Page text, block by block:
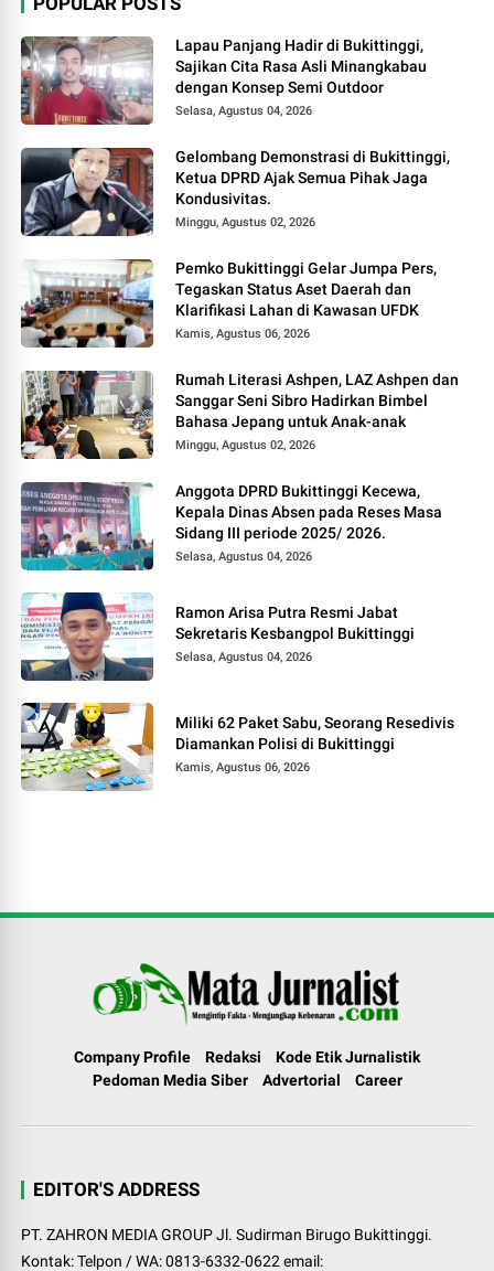
Lapau Panjang Hadir di Bukittinggi,
Sajikan Cita Rasa Asli Minangkabau
dengan Konsep Semi Outdoor
Selasa, Agustus 04, 2026
Gelombang Demonstrasi di Bukittinggi,
Ketua DPRD Ajak Semua Pihak Jaga
Kondusivitas.
Minggu, Agustus 02, 2026
Pemko Bukittinggi Gelar Jumpa Pers,
Tegaskan Status Aset Daerah dan
Klarifikasi Lahan di Kawasan UFDK
Kamis, Agustus 06, 2026
Rumah Literasi Ashpen, LAZ Ashpen dan
Sanggar Seni Sibro Hadirkan Bimbel
Bahasa Jepang untuk Anak-anak
Minggu, Agustus 02, 2026
Anggota DPRD Bukittinggi Kecewa,
Kepala Dinas Absen pada Reses Masa
Sidang III periode 2025/ 2026.
Selasa, Agustus 04, 2026
Ramon Arisa Putra Resmi Jabat
Sekretaris Kesbangpol Bukittinggi
Selasa, Agustus 04, 2026
Miliki 62 Paket Sabu, Seorang Resedivis
Diamankan Polisi di Bukittinggi
Kamis, Agustus 06, 2026
Company Profile Redaksi
Kode Etik Jurnalistik
Pedoman Media Siber
Advertorial Career
EDITOR'S ADDRESS
PT. ZAHRON MEDIA GROUP Jl. Sudirman Birugo Bukittinggi.
Kontak: Telpon / WA: 0813-6332-0622 email: